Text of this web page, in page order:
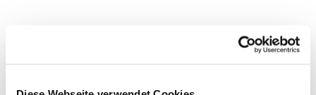
July 7, 2020